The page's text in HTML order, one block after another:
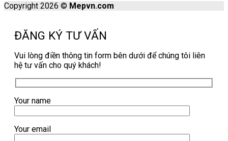
Copyright 2026 © Mepvn.com
ĐĂNG KÝ TƯ VẤN
Vui lòng điền thông tin form bên dưới để chúng tôi liên
hệ tư vấn cho quý khách!
Your name
Your email